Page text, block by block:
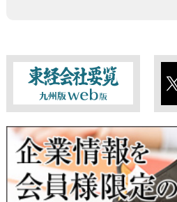
■ 個人情報提供の任意性及び留意点
個人情報のご提供は任意ですが、必要な
だけなかった場合は、上記利用目的を達
ますのでご了承ください。
当社は、本人が自己の個人情報について
追加・削除・利用停止・提供停止の希望
人または代理人の請求応じて、個人デー
正・追加・削除・利用停止・提供停止の
受付方法は、本人確認資料（運転免許証
東経会社要覧web版 X